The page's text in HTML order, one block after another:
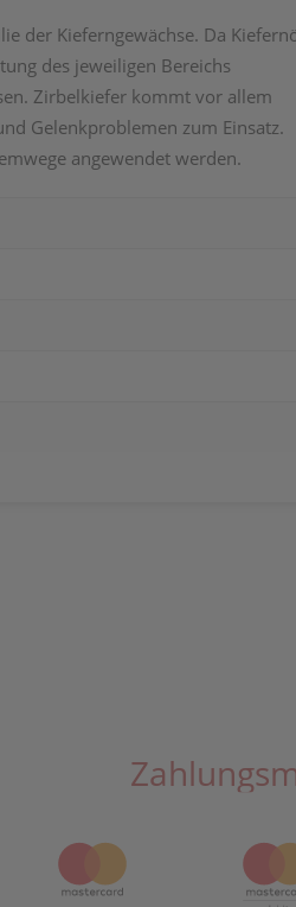
der Kieferngewächse. Da
des jeweiligen Bereichs
Zirbelkiefer kommt vor allem
Gelenkproblemen zum Einsatz.
angewendet werden.